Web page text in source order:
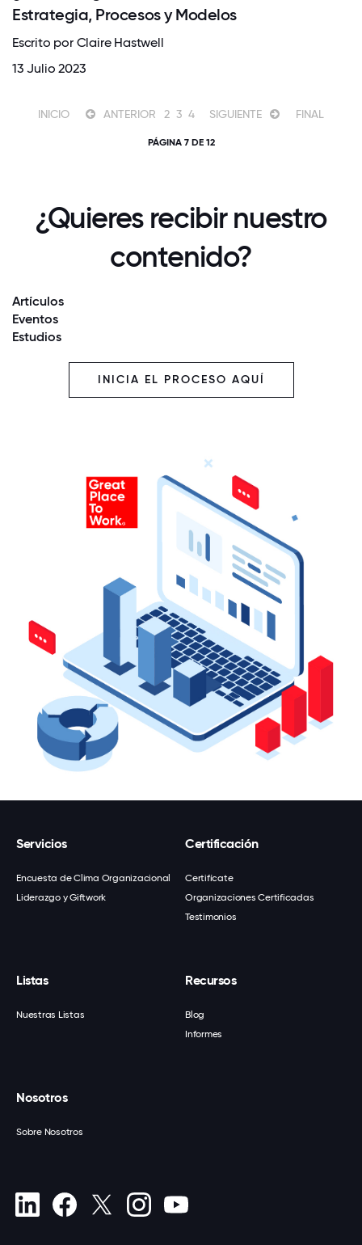
Estrategia, Procesos y Modelos
Escrito por Claire Hastwell
13 Julio 2023
INICIO ANTERIOR 2 3 4 SIGUIENTE FINAL
PÁGINA 7 DE 12
¿Quieres recibir nuestro
contenido?
Artículos
Eventos
Estudios
INICIA EL PROCESO AQUÍ
Servicios
Encuesta de Clima Organizacional
Liderazgo y Giftwork
Certificación
Certifícate
Organizaciones Certificadas
Testimonios
Listas
Nuestras Listas
Recursos
Blog
Informes
Nosotros
Sobre Nosotros